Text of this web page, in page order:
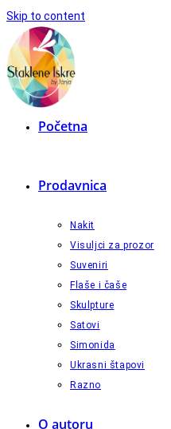
Skip to content
Početna
Prodavnica
Nakit
Visuljci za prozor
Suveniri
Flaše i čaše
Skulpture
Satovi
Simonida
Ukrasni štapovi
Razno
O autoru